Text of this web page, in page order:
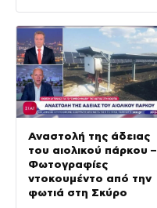
Αναστολή της άδειας
του αιολικού πάρκου –
Φωτογραφίες
ντοκουμέντο από την
φωτιά στη Σκύρο